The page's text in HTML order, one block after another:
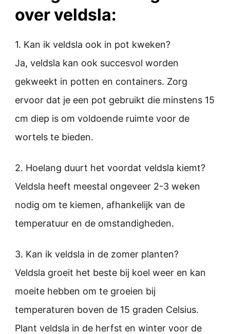
over veldsla:
1. Kan ik veldsla ook in pot kweken?
Ja, veldsla kan ook succesvol worden
gekweekt in potten en containers. Zorg
ervoor dat je een pot gebruikt die minstens 15
cm diep is om voldoende ruimte voor de
wortels te bieden.
2. Hoelang duurt het voordat veldsla kiemt?
Veldsla heeft meestal ongeveer 2-3 weken
nodig om te kiemen, afhankelijk van de
temperatuur en de omstandigheden.
3. Kan ik veldsla in de zomer planten?
Veldsla groeit het beste bij koel weer en kan
moeite hebben om te groeien bij
temperaturen boven de 15 graden Celsius.
Plant veldsla in de herfst en winter voor de